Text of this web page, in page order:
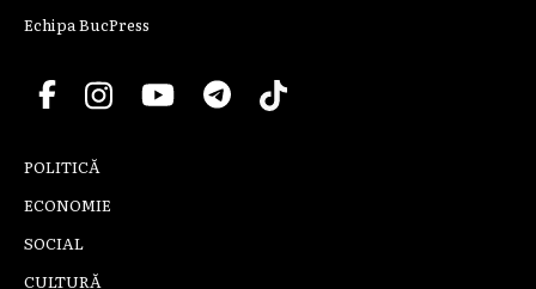
Echipa BucPress
POLITICĂ
ECONOMIE
SOCIAL
CULTURĂ